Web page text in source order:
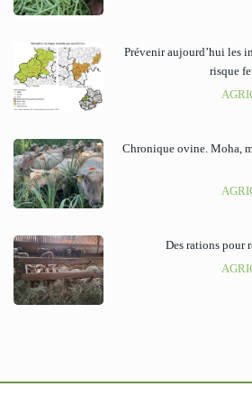
Prévenir aujourd’hui les
risque
Chronique ovine. Moha,
Des rations pour